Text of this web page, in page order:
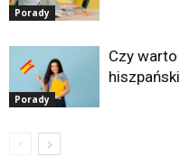
Porady
Porady
Czy